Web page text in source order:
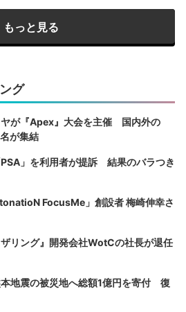
もっと見る
グ
ヤが『Apex』大会を主催 国内外の
が集結
PSA」を利用者が提訴 結果のバラつき
FocusMe」創設者 梅崎伸幸さ
ザリング』開発会社WotCの社長が退任
地震の被災地へ総額1億円を寄付 復